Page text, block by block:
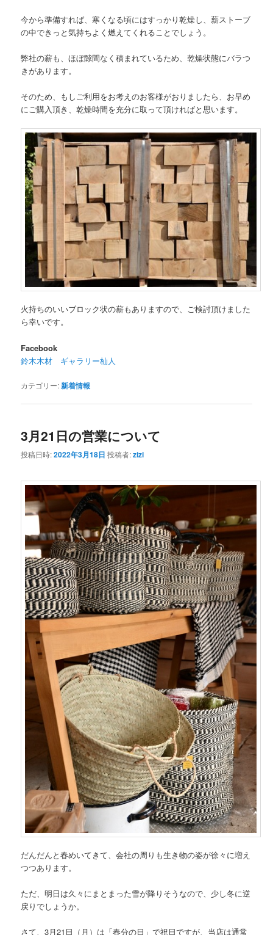
今から準備すれば、寒くなる頃にはすっかり乾燥し、薪ストーブ
の中できっと気持ちよく燃えてくれることでしょう。
弊社の薪も、ほぼ隙間なく積まれているため、乾燥状態にバラつ
きがあります。
そのため、もしご利用をお考えのお客様がおりましたら、お早め
にご購入頂き、乾燥時間を充分に取って頂ければと思います。
火持ちのいいブロック状の薪もありますので、ご検討頂けました
ら幸いです。
Facebook
鈴木木材 ギャラリー杣人
カテゴリー:新着情報
3月21日の営業について
投稿日時:2022年3月18日 投稿者:zizi
だんだんと春めいてきて、会社の周りも生き物の姿が徐々に増え
つつあります。
ただ、明日は久々にまとまった雪が降りそうなので、少し冬に逆
戻りでしょうか。
さて、3月21日（月）は「春分の日」で祝日ですが、当店は通常